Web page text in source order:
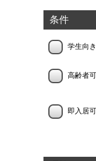
条件
学生向き
高齢者可
即入居可